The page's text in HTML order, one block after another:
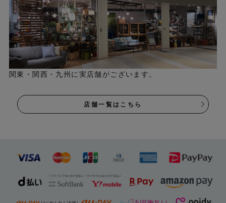
pellシリーズ一覧はこち
ら▶
Check！
い。
関東・関西・九州に実店舗がございます。
店舗一覧はこちら